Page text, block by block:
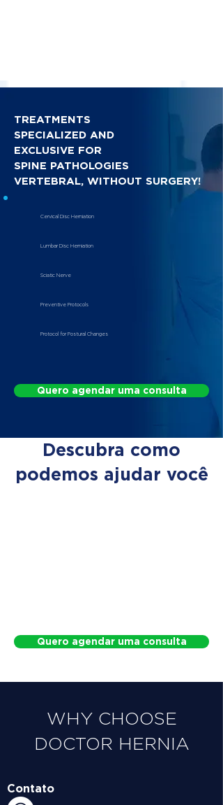
TREATMENTS
SPECIALIZED AND
EXCLUSIVE FOR
SPINE PATHOLOGIES
VERTEBRAL, WITHOUT SURGERY!
Cervical Disc Herniation
Lumbar Disc Herniation
Sciatic Nerve
Preventive Protocols
Protocol for Postural Changes
Quero agendar uma consulta
Descubra como
podemos ajudar você
Quero agendar uma consulta
WHY CHOOSE
DOCTOR HERNIA
Contato